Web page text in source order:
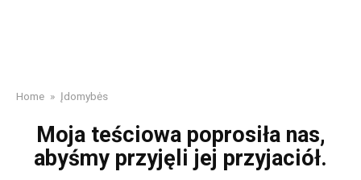
Home » Įdomybės
Moja teściowa poprosiła nas,
abyśmy przyjęli jej przyjaciół.